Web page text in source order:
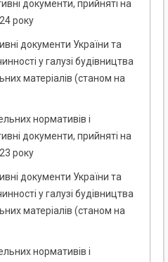
документи, прийняті на
року
документи України та
у галузі будівництва
матеріалів (станом на
нормативів і
документи, прийняті на
року
документи України та
у галузі будівництва
матеріалів (станом на
нормативів і